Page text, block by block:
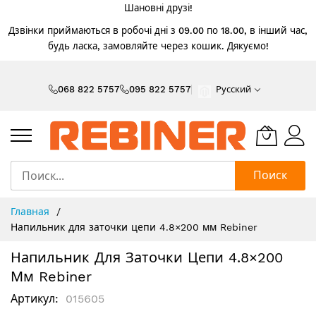
Шановні друзі!
Дзвінки приймаються в робочі дні з 09.00 по 18.00, в інший час,
будь ласка, замовляйте через кошик. Дякуємо!
068 822 5757 095 822 5757 Русский
Поиск
Главная
Напильник для заточки цепи 4.8×200 мм Rebiner
Напильник Для Заточки Цепи 4.8×200
Мм Rebiner
Артикул 015605